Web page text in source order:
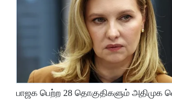
பாஜக பெற்ற 28 தொகுதிகளும் அதிமுக